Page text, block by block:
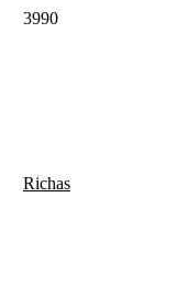
3990
Richas